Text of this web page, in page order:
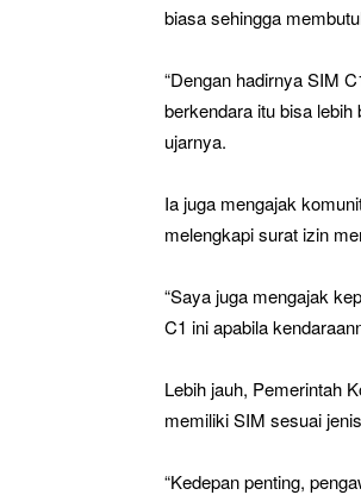
biasa sehingga
“Dengan hadirnya SIM
berkendara itu bisa lebih
ujarnya.
Ia juga mengajak
melengkapi surat izin
“Saya juga mengajak
C1 ini apabila
Lebih jauh, Pemerintah
memiliki SIM sesuai
“Kedepan penting,